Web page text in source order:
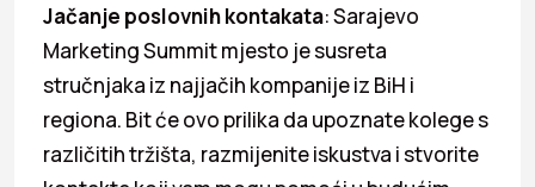
Jačanje poslovnih kontakata: Sarajevo
Marketing Summit mjesto je susreta
stručnjaka iz najjačih kompanije iz BiH i
regiona. Bit će ovo prilika da upoznate kolege s
različitih tržišta, razmijenite iskustva i stvorite